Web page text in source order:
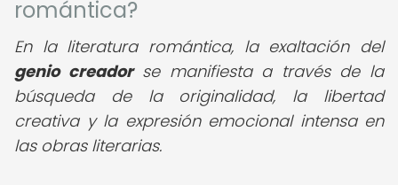
romántica?
En la literatura romántica, la exaltación del
genio creadorse manifiesta a través de la
búsqueda de la originalidad, la libertad
creativa y la expresión emocional intensa en
las obras literarias.